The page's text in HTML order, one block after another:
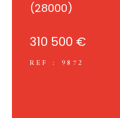
(28000)
310 500 €
REF : 9872